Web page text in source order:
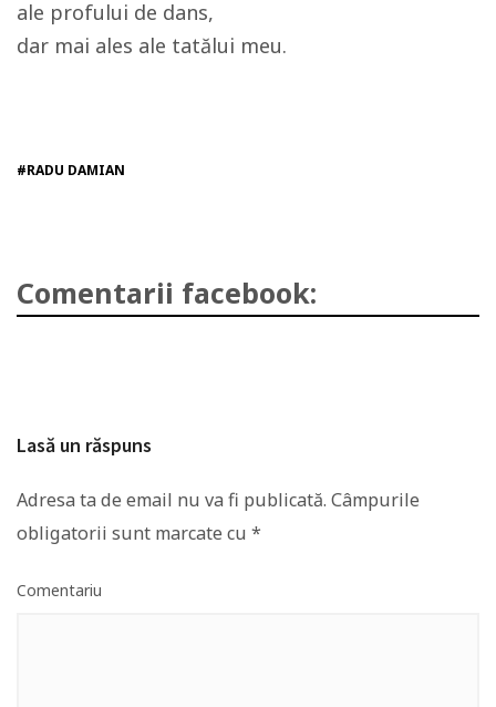
ale profului de dans,
dar mai ales ale tatălui meu.
#RADU DAMIAN
Comentarii facebook:
Lasă un răspuns
Adresa ta de email nu va fi publicată. Câmpurile
obligatorii sunt marcate cu *
Comentariu